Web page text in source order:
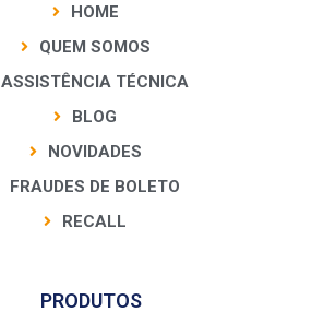
HOME
QUEM SOMOS
ASSISTÊNCIA TÉCNICA
BLOG
NOVIDADES
FRAUDES DE BOLETO
RECALL
PRODUTOS